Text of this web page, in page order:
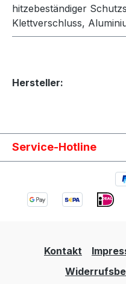
hitzebeständiger
Klettverschluss,
Hersteller:
Service-Hotline
Kontakt